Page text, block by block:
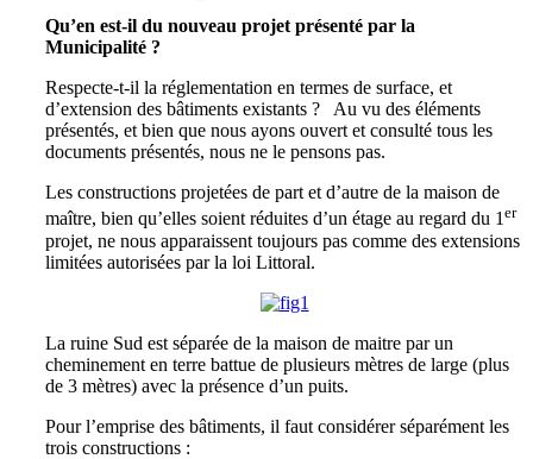
Qu’en est-il du nouveau projet présenté par la
Municipalité ?
Respecte-t-il la réglementation en termes de surface, et
d’extension des bâtiments existants ? Au vu des éléments
présentés, et bien que nous ayons ouvert et consulté tous les
documents présentés, nous ne le pensons pas.
Les constructions projetées de part et d’autre de la maison de
maître, bien qu’elles soient réduites d’un étage au regard du 1er
projet, ne nous apparaissent toujours pas comme des extensions
limitées autorisées par la loi Littoral.
La ruine Sud est séparée de la maison de maitre par un
cheminement en terre battue de plusieurs mètres de large (plus
de 3 mètres) avec la présence d’un puits.
Pour l’emprise des bâtiments, il faut considérer séparément les
trois constructions :